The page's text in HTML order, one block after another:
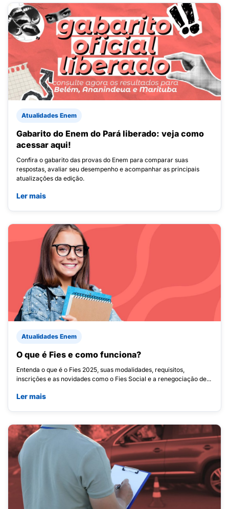
Atualidades Enem
Gabarito do Enem do Pará liberado: veja como
acessar aqui!
Confira o gabarito das provas do Enem para comparar suas
respostas, avaliar seu desempenho e acompanhar as principais
atualizações da edição.
Ler mais
Atualidades Enem
O que é Fies e como funciona?
Entenda o que é o Fies 2025, suas modalidades, requisitos,
inscrições e as novidades como o Fies Social e a renegociação de...
Ler mais